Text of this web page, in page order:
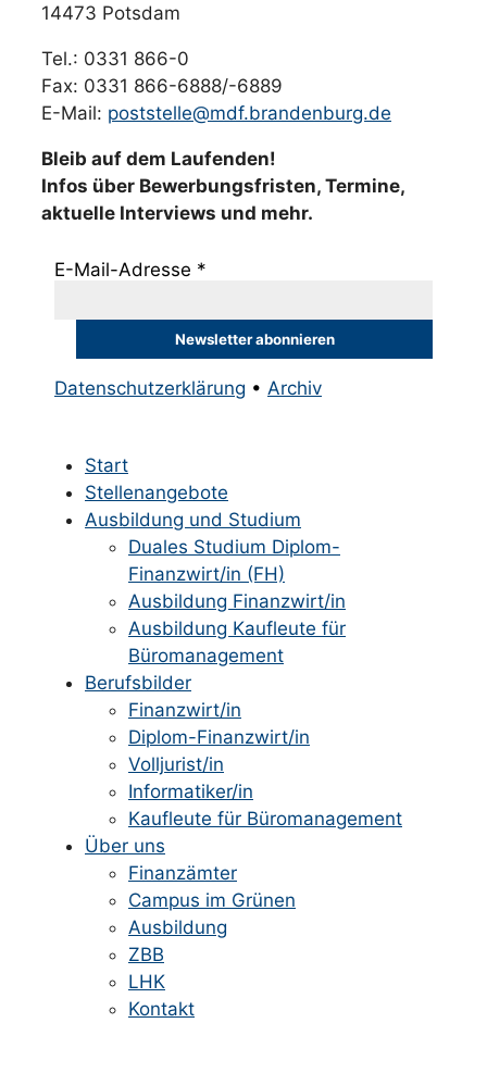
14473 Potsdam
Tel.: 0331 866-0
Fax: 0331 866-6888/-6889
E-Mail: poststelle@mdf.brandenburg.de
Bleib auf dem Laufenden!
Infos über Bewerbungsfristen, Termine,
aktuelle Interviews und mehr.
E-Mail-Adresse *
Datenschutzerklärung • Archiv
Start
Stellenangebote
Ausbildung und Studium
Duales Studium Diplom-
Finanzwirt/in (FH)
Ausbildung Finanzwirt/in
Ausbildung Kaufleute für
Büromanagement
Berufsbilder
Finanzwirt/in
Diplom-Finanzwirt/in
Volljurist/in
Informatiker/in
Kaufleute für Büromanagement
Über uns
Finanzämter
Campus im Grünen
Ausbildung
ZBB
LHK
Kontakt